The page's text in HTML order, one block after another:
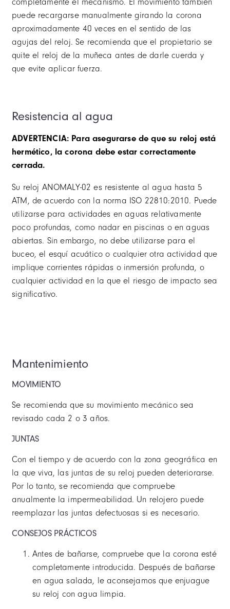
puede recargarse manualmente girando la corona
aproximadamente 40 veces en el sentido de las
agujas del reloj. Se recomienda que el propietario se
quite el reloj de la muñeca antes de darle cuerda y
que evite aplicar fuerza.
Resistencia al agua
ADVERTENCIA: Para asegurarse de que su reloj está
hermético, la corona debe estar correctamente
cerrada.
Su reloj ANOMALY-02 es resistente al agua hasta 5
ATM, de acuerdo con la norma ISO 22810:2010. Puede
utilizarse para actividades en aguas relativamente
poco profundas, como nadar en piscinas o en aguas
abiertas. Sin embargo, no debe utilizarse para el
buceo, el esquí acuático o cualquier otra actividad que
implique corrientes rápidas o inmersión profunda, o
cualquier actividad en la que el riesgo de impacto sea
significativo.
Mantenimiento
MOVIMIENTO
Se recomienda que su movimiento mecánico sea
revisado cada 2 o 3 años.
JUNTAS
Con el tiempo y de acuerdo con la zona geográfica en
la que viva, las juntas de su reloj pueden deteriorarse.
Por lo tanto, se recomienda que compruebe
anualmente la impermeabilidad. Un relojero puede
reemplazar las juntas defectuosas si es necesario.
CONSEJOS PRÁCTICOS
Antes de bañarse, compruebe que la corona esté
completamente introducida. Después de bañarse
en agua salada, le aconsejamos que enjuague
su reloj con agua limpia.